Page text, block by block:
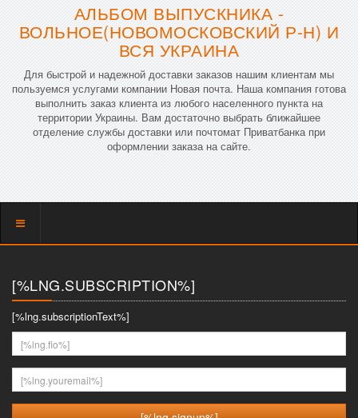
АЛЬБОМ ВЫПУСКНИКА -
ВОЛЬНОЕ(НОВОМОСКОВСКИЙ Р-Н) И
ВСЯ УКРАИНА
Для быстрой и надежной доставки заказов нашим клиентам мы
пользуемся услугами компании Новая почта. Наша компания готова
выполнить заказ клиента из любого населенного пункта на
территории Украины. Вам достаточно выбрать ближайшее
отделение службы доставки или почтомат Приватбанка при
оформлении заказа на сайте.
Показать
[%LNG.SUBSCRIPTION%]
[%lng.subscriptionText%]
[%lng.fio%]
[%lng.youremail%]